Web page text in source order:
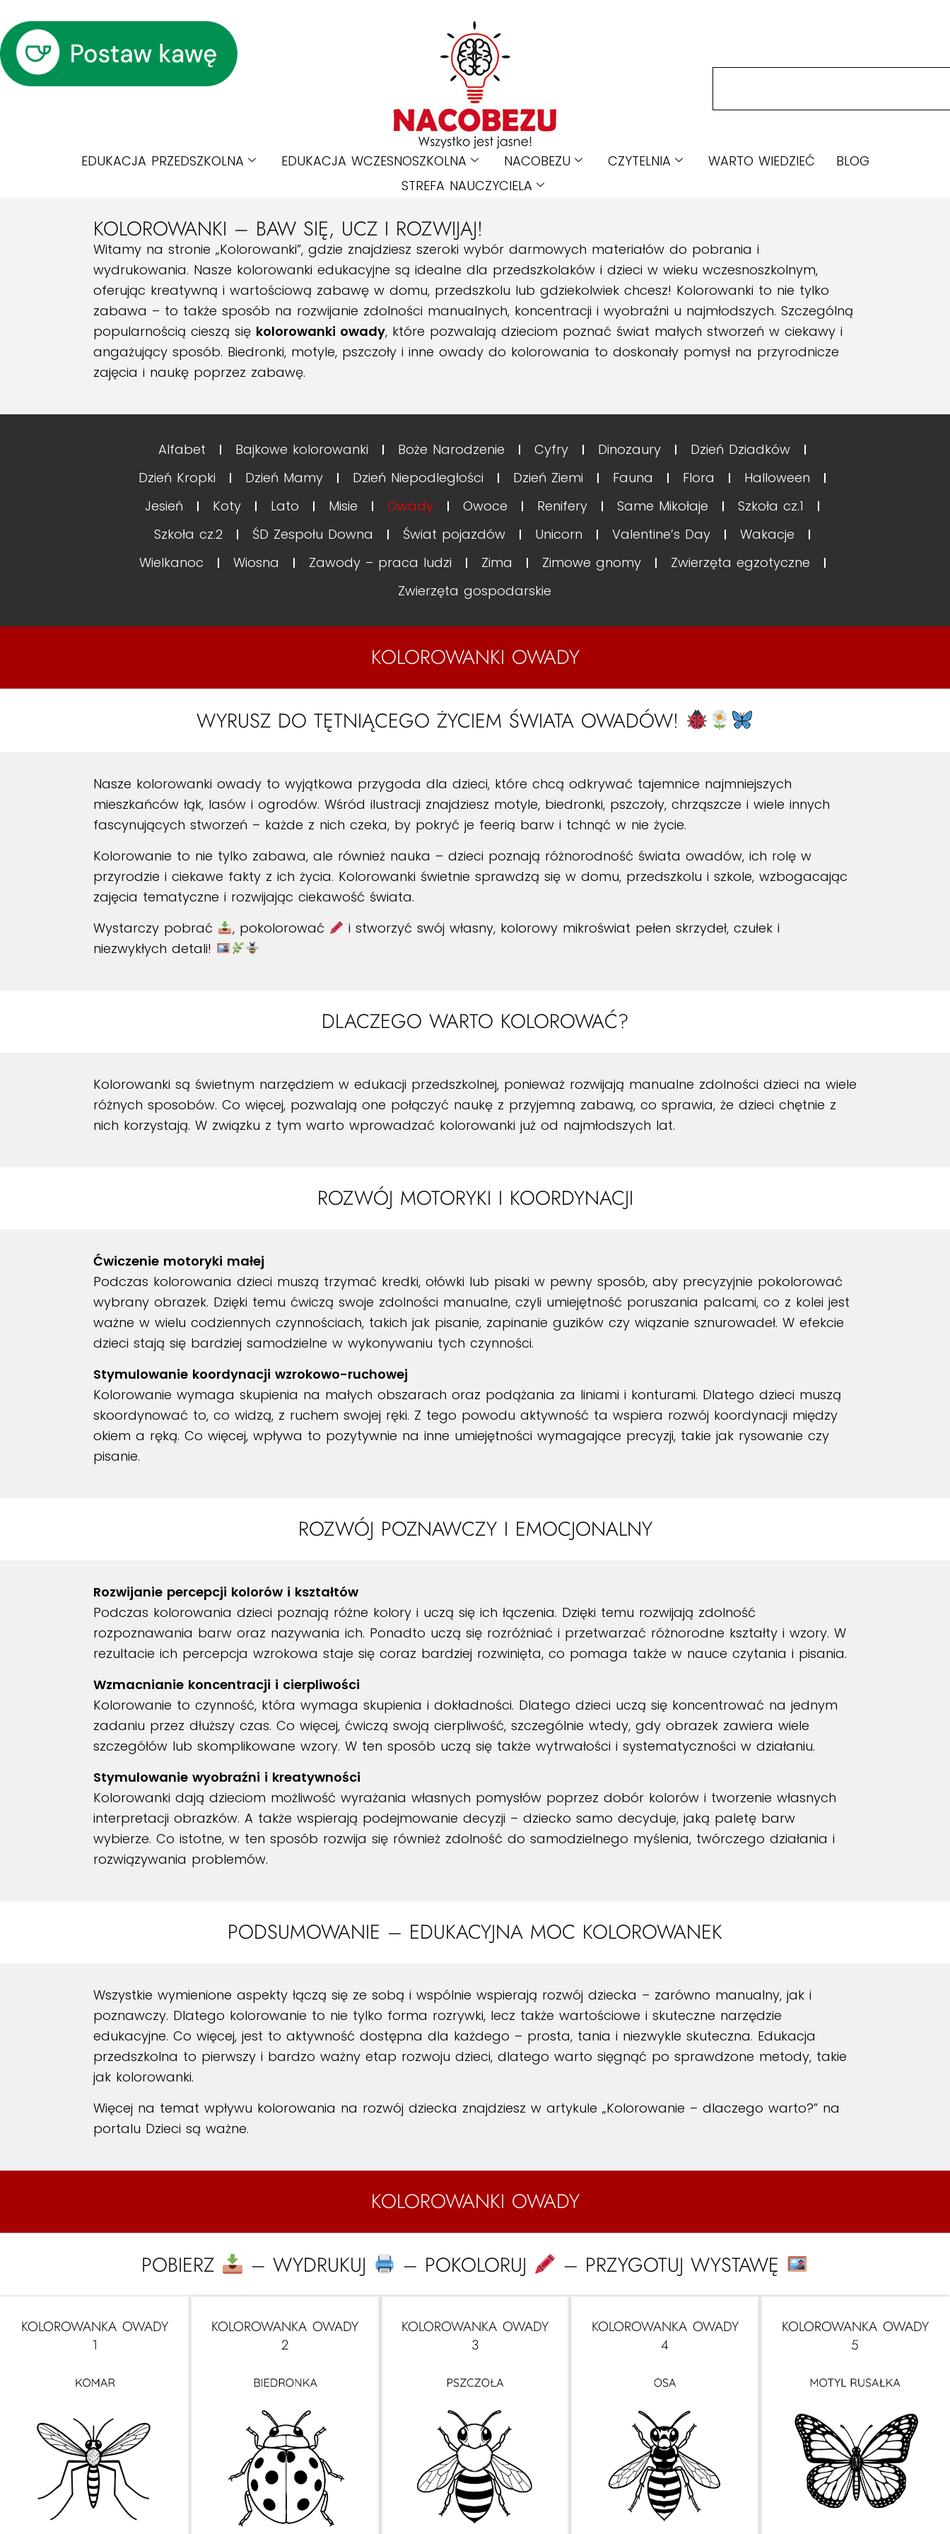
EDUKACJA PRZEDSZKOLNA EDUKACJA WCZESNOSZKOLNA NACOBEZU CZYTELNIA WARTO WIEDZIEĆ
BLOG
STREFA NAUCZYCIELA
KOLOROWANKI – BAW SIĘ, UCZ I ROZWIJAJ!
Witamy na stronie „Kolorowanki”, gdzie znajdziesz szeroki wybór darmowych materiałów do pobrania i
wydrukowania. Nasze kolorowanki edukacyjne są idealne dla przedszkolaków i dzieci w wieku wczesnoszkolnym,
oferując kreatywną i wartościową zabawę w domu, przedszkolu lub gdziekolwiek chcesz! Kolorowanki to nie tylko
zabawa – to także sposób na rozwijanie zdolności manualnych, koncentracji i wyobraźni u najmłodszych. Szczególną
popularnością cieszą się kolorowanki owady, które pozwalają dzieciom poznać świat małych stworzeń w ciekawy i
angażujący sposób. Biedronki, motyle, pszczoły i inne owady do kolorowania to doskonały pomysł na przyrodnicze
zajęcia i naukę poprzez zabawę.
Alfabet Bajkowe kolorowanki Boże Narodzenie Cyfry Dinozaury
Dzień Dziadków
Dzień Kropki
Dzień Mamy Dzień Niepodległości Dzień Ziemi Fauna Flora
Halloween
Jesień
Koty Lato Misie Owady Owoce Renifery Same Mikołaje
Szkoła cz.1
Szkoła cz.2
ŚD Zespołu Downa Świat pojazdów Unicorn Valentine’s Day
Wakacje
Wielkanoc
Wiosna Zawody – praca ludzi Zima Zimowe gnomy
Zwierzęta egzotyczne
Zwierzęta gospodarskie
KOLOROWANKI OWADY
WYRUSZ DO TĘTNIĄCEGO ŻYCIEM ŚWIATA OWADÓW!
Nasze kolorowanki owady to wyjątkowa przygoda dla dzieci, które chcą odkrywać tajemnice najmniejszych
mieszkańców łąk, lasów i ogrodów. Wśród ilustracji znajdziesz motyle, biedronki, pszczoły, chrząszcze i wiele innych
fascynujących stworzeń – każde z nich czeka, by pokryć je feerią barw i tchnąć w nie życie.
Kolorowanie to nie tylko zabawa, ale również nauka – dzieci poznają różnorodność świata owadów, ich rolę w
przyrodzie i ciekawe fakty z ich życia. Kolorowanki świetnie sprawdzą się w domu, przedszkolu i szkole, wzbogacając
zajęcia tematyczne i rozwijając ciekawość świata.
Wystarczy pobrać
, pokolorować
i stworzyć swój własny, kolorowy mikroświat pełen skrzydeł, czułek i
niezwykłych detali!
DLACZEGO WARTO KOLOROWAĆ?
Kolorowanki są świetnym narzędziem w edukacji przedszkolnej, ponieważ rozwijają manualne zdolności dzieci na wiele
różnych sposobów. Co więcej, pozwalają one połączyć naukę z przyjemną zabawą, co sprawia, że dzieci chętnie z
nich korzystają. W związku z tym warto wprowadzać kolorowanki już od najmłodszych lat.
ROZWÓJ MOTORYKI I KOORDYNACJI
Ćwiczenie motoryki małej
Podczas kolorowania dzieci muszą trzymać kredki, ołówki lub pisaki w pewny sposób, aby precyzyjnie pokolorować
wybrany obrazek. Dzięki temu ćwiczą swoje zdolności manualne, czyli umiejętność poruszania palcami, co z kolei jest
ważne w wielu codziennych czynnościach, takich jak pisanie, zapinanie guzików czy wiązanie sznurowadeł. W efekcie
dzieci stają się bardziej samodzielne w wykonywaniu tych czynności.
Stymulowanie koordynacji wzrokowo-ruchowej
Kolorowanie wymaga skupienia na małych obszarach oraz podążania za liniami i konturami. Dlatego dzieci muszą
skoordynować to, co widzą, z ruchem swojej ręki. Z tego powodu aktywność ta wspiera rozwój koordynacji między
okiem a ręką. Co więcej, wpływa to pozytywnie na inne umiejętności wymagające precyzji, takie jak rysowanie czy
pisanie.
ROZWÓJ POZNAWCZY I EMOCJONALNY
Rozwijanie percepcji kolorów i kształtów
Podczas kolorowania dzieci poznają różne kolory i uczą się ich łączenia. Dzięki temu rozwijają zdolność
rozpoznawania barw oraz nazywania ich. Ponadto uczą się rozróżniać i przetwarzać różnorodne kształty i wzory. W
rezultacie ich percepcja wzrokowa staje się coraz bardziej rozwinięta, co pomaga także w nauce czytania i pisania.
Wzmacnianie koncentracji i cierpliwości
Kolorowanie to czynność, która wymaga skupienia i dokładności. Dlatego dzieci uczą się koncentrować na jednym
zadaniu przez dłuższy czas. Co więcej, ćwiczą swoją cierpliwość, szczególnie wtedy, gdy obrazek zawiera wiele
szczegółów lub skomplikowane wzory. W ten sposób uczą się także wytrwałości i systematyczności w działaniu.
Stymulowanie wyobraźni i kreatywności
Kolorowanki dają dzieciom możliwość wyrażania własnych pomysłów poprzez dobór kolorów i tworzenie własnych
interpretacji obrazków. A także wspierają podejmowanie decyzji – dziecko samo decyduje, jaką paletę barw
wybierze. Co istotne, w ten sposób rozwija się również zdolność do samodzielnego myślenia, twórczego działania i
rozwiązywania problemów.
PODSUMOWANIE – EDUKACYJNA MOC KOLOROWANEK
Wszystkie wymienione aspekty łączą się ze sobą i wspólnie wspierają rozwój dziecka – zarówno manualny, jak i
poznawczy. Dlatego kolorowanie to nie tylko forma rozrywki, lecz także wartościowe i skuteczne narzędzie
edukacyjne. Co więcej, jest to aktywność dostępna dla każdego – prosta, tania i niezwykle skuteczna. Edukacja
przedszkolna to pierwszy i bardzo ważny etap rozwoju dzieci, dlatego warto sięgnąć po sprawdzone metody, takie
jak kolorowanki.
Więcej na temat wpływu kolorowania na rozwój dziecka znajdziesz w artykule „Kolorowanie – dlaczego warto?” na
portalu Dzieci są ważne.
KOLOROWANKI OWADY
POBIERZ – WYDRUKUJ – POKOLORUJ – PRZYGOTUJ WYSTAWĘ
KOLOROWANKA OWADY
1
KOLOROWANKA OWADY
2
KOLOROWANKA OWADY
3
KOLOROWANKA OWADY
4
KOLOROWANKA OWADY
5